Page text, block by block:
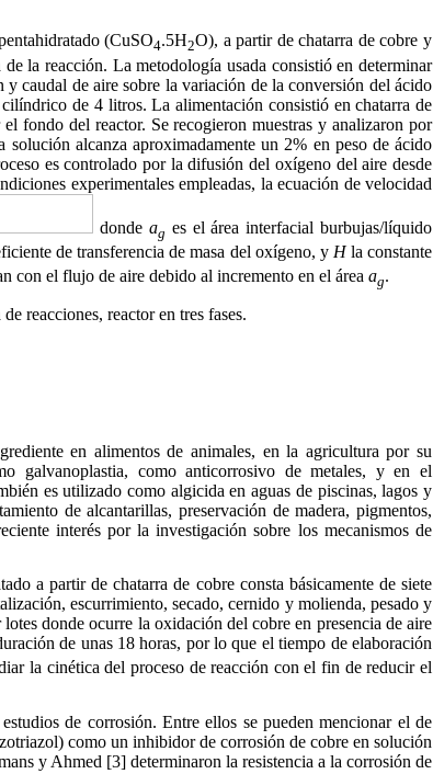
(CuSO4.5H2O), a partir de chatarra de cobre y
la reacción. La metodología usada consistió en determinar
caudal de aire sobre la variación de la conversión del ácido
de 4 litros. La alimentación consistió en chatarra de
fondo del reactor. Se recogieron muestras y analizaron por
alcanza aproximadamente un 2% en peso de ácido
es controlado por la difusión del oxígeno del aire desde
experimentales empleadas, la ecuación de velocidad
donde ag es el área interfacial burbujas/líquido
de transferencia de masa del oxígeno, y Hla constante
con el flujo de aire debido al incremento en el área ag.
reacciones, reactor en tres fases.
en alimentos de animales, en la agricultura por su
galvanoplastia, como anticorrosivo de metales, y en el
es utilizado como algicida en aguas de piscinas, lagos y
de alcantarillas, preservación de madera, pigmentos,
interés por la investigación sobre los mecanismos de
a partir de chatarra de cobre consta básicamente de siete
escurrimiento, secado, cernido y molienda, pesado y
donde ocurre la oxidación del cobre en presencia de aire
de unas 18 horas, por lo que el tiempo de elaboración
la cinética del proceso de reacción con el fin de reducir el
de corrosión. Entre ellos se pueden mencionar el de
como un inhibidor de corrosión de cobre en solución
y Ahmed [3] determinaron la resistencia a la corrosión de